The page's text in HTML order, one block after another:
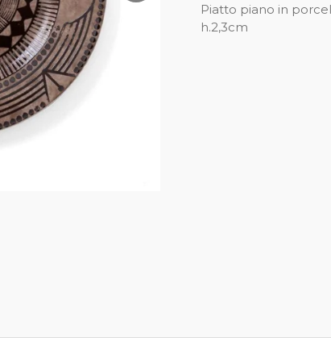
Piatto piano in
h.2,3cm